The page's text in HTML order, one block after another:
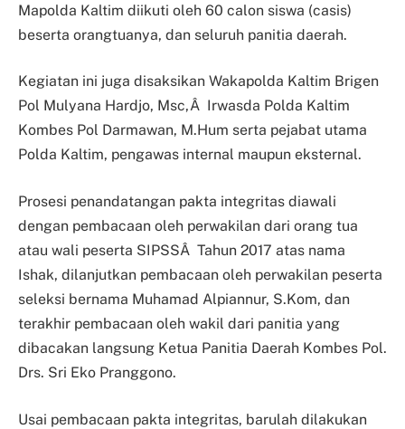
Mapolda Kaltim diikuti oleh 60 calon siswa (casis)
beserta orangtuanya, dan seluruh panitia daerah.
Kegiatan ini juga disaksikan Wakapolda Kaltim Brigen
Pol Mulyana Hardjo, Msc,Â Irwasda Polda Kaltim
Kombes Pol Darmawan, M.Hum serta pejabat utama
Polda Kaltim, pengawas internal maupun eksternal.
Prosesi penandatangan pakta integritas diawali
dengan pembacaan oleh perwakilan dari orang tua
atau wali peserta SIPSSÂ Tahun 2017 atas nama
Ishak, dilanjutkan pembacaan oleh perwakilan peserta
seleksi bernama Muhamad Alpiannur, S.Kom, dan
terakhir pembacaan oleh wakil dari panitia yang
dibacakan langsung Ketua Panitia Daerah Kombes Pol.
Drs. Sri Eko Pranggono.
Usai pembacaan pakta integritas, barulah dilakukan